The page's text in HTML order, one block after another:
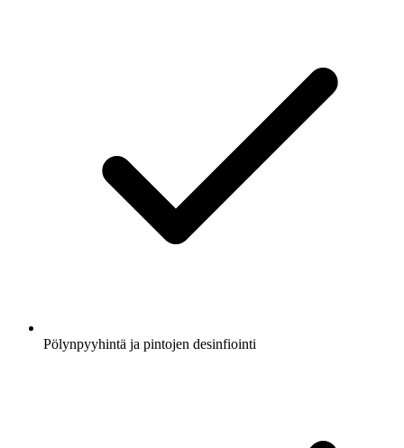
Pölynpyyhintä ja pintojen desinfiointi